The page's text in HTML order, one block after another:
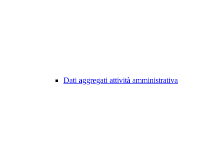
Dati aggregati attività amministrativa